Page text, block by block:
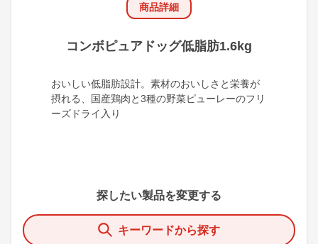
商品詳細
コンボピュアドッグ低脂肪1.6kg
おいしい低脂肪設計。素材のおいしさと栄養が
摂れる、国産鶏肉と3種の野菜ピューレーのフリ
ーズドライ入り
探したい製品を変更する
キーワードから探す